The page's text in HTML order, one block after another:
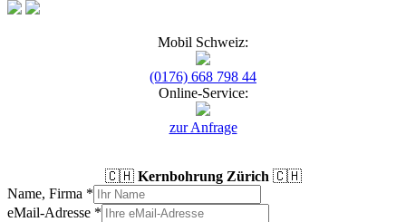
Mobil Schweiz:
(0176) 668 798 44
Online-Service:
zur Anfrage
🇨🇭 Kernbohrung Zürich 🇨🇭
Name, Firma *
eMail-Adresse *